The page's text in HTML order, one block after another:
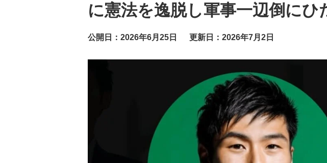
に憲法を逸脱し軍事一辺倒にひ
公開日：2026年6月25日 更新日：2026年7月2日